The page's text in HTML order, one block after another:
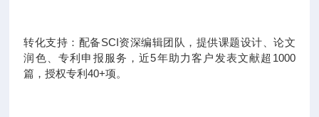
转化支持：配备SCI资深编辑团队，提供课题设计、论文
润色、专利申报服务，近5年助力客户发表文献超1000
篇，授权专利40+项。